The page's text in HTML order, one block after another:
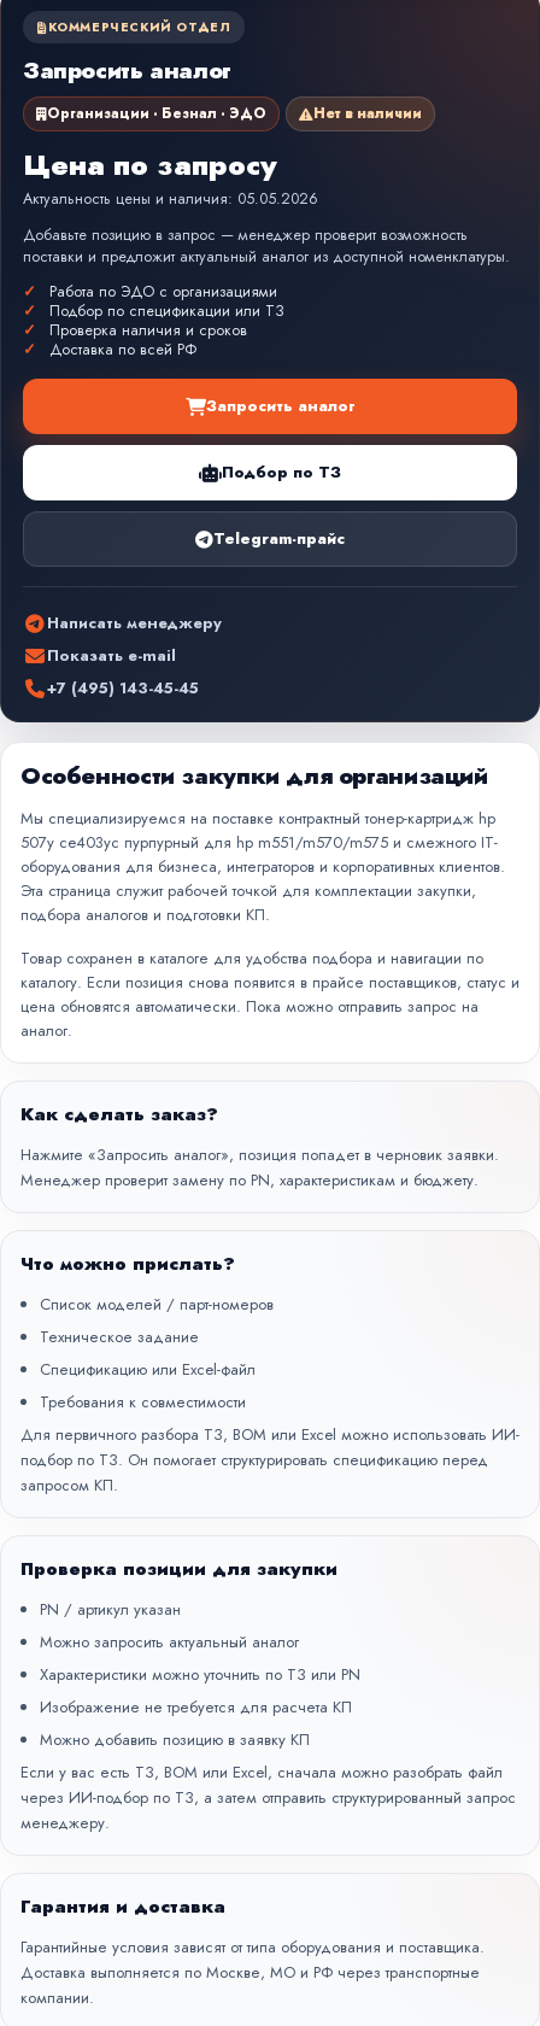
КОММЕРЧЕСКИЙ ОТДЕЛ
Запросить аналог
Организации · Безнал · ЭДО Нет в наличии
Цена по запросу
Актуальность цены и наличия: 05.05.2026
Добавьте позицию в запрос — менеджер проверит возможность
поставки и предложит актуальный аналог из доступной номенклатуры.
Работа по ЭДО с организациями
Подбор по спецификации или ТЗ
Проверка наличия и сроков
Доставка по всей РФ
Запросить аналог
Подбор по ТЗ
Telegram-прайс
Написать менеджеру
Показать e-mail
+7 (495) 143-45-45
Особенности закупки для организаций
Мы специализируемся на поставке контрактный тонер-картридж hp
507y ce403yc пурпурный для hp m551/m570/m575 и смежного IT-
оборудования для бизнеса, интеграторов и корпоративных клиентов.
Эта страница служит рабочей точкой для комплектации закупки,
подбора аналогов и подготовки КП.
Товар сохранен в каталоге для удобства подбора и навигации по
каталогу. Если позиция снова появится в прайсе поставщиков, статус и
цена обновятся автоматически. Пока можно отправить запрос на
аналог.
Как сделать заказ?
Нажмите «Запросить аналог», позиция попадет в черновик заявки.
Менеджер проверит замену по PN, характеристикам и бюджету.
Что можно прислать?
Список моделей / парт-номеров
Техническое задание
Спецификацию или Excel-файл
Требования к совместимости
Для первичного разбора ТЗ, BOM или Excel можно использовать ИИ-
подбор по ТЗ. Он помогает структурировать спецификацию перед
запросом КП.
Проверка позиции для закупки
PN / артикул указан
Можно запросить актуальный аналог
Характеристики можно уточнить по ТЗ или PN
Изображение не требуется для расчета КП
Можно добавить позицию в заявку КП
Если у вас есть ТЗ, BOM или Excel, сначала можно разобрать файл
через ИИ-подбор по ТЗ, а затем отправить структурированный запрос
менеджеру.
Гарантия и доставка
Гарантийные условия зависят от типа оборудования и поставщика.
Доставка выполняется по Москве, МО и РФ через транспортные
компании.